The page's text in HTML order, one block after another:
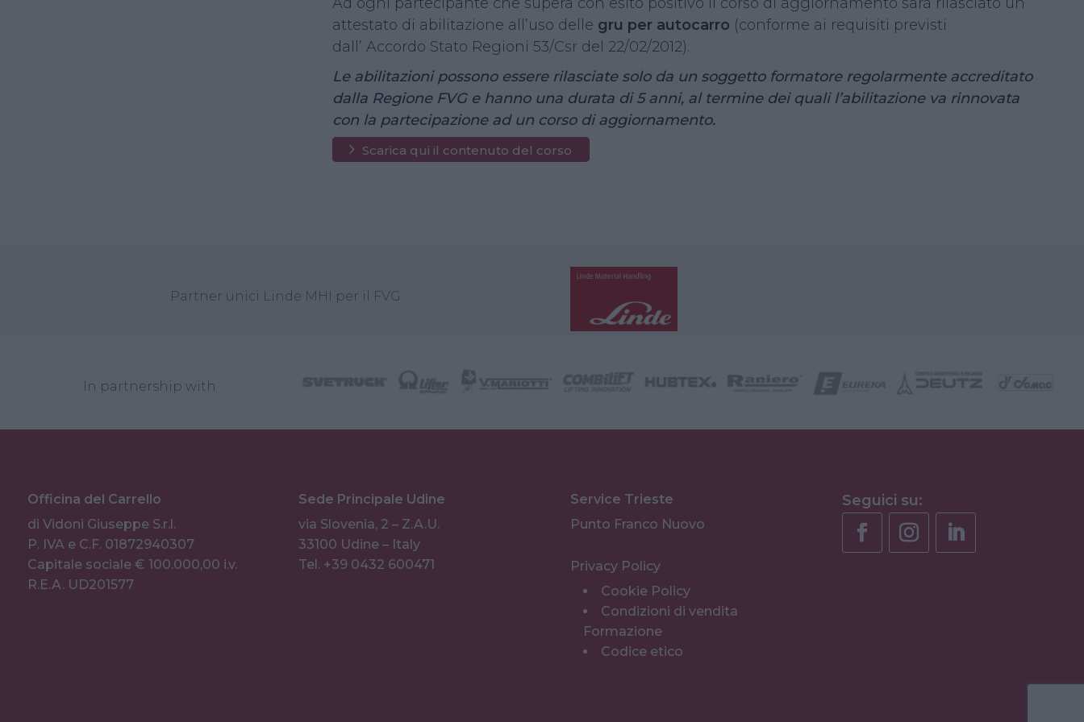
attestato di abilitazione all’uso delle gru per autocarro (conforme ai requisiti previsti
dall’ Accordo Stato Regioni 53/Csr del 22/02/2012).
Le abilitazioni possono essere rilasciate solo da un soggetto formatore regolarmente accreditato
dalla Regione FVG e hanno una durata di 5 anni, al termine dei quali l’abilitazione va rinnovata
con la partecipazione ad un corso di aggiornamento.
Scarica qui il contenuto del corso
Partner unici Linde MHI per il FVG
In partnership with
Officina del Carrello
di Vidoni Giuseppe S.r.l.
P. IVA e C.F. 01872940307
Capitale sociale € 100.000,00 i.v.
R.E.A. UD201577
Sede Principale Udine
via Slovenia, 2 – Z.A.U.
33100 Udine – Italy
Tel. +39 0432 600471
Service Trieste
Punto Franco Nuovo
Privacy Policy
Cookie Policy
Condizioni di vendita
Formazione
Codice etico
Seguici su: